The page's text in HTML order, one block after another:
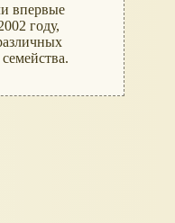
впервые
году,